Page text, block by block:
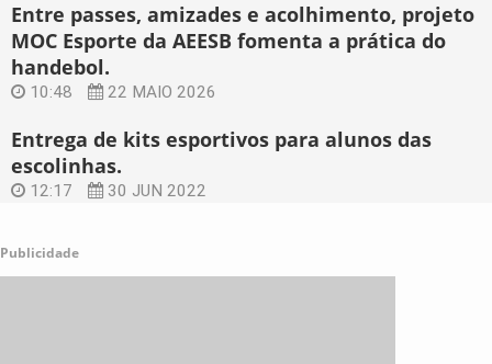
Entre passes, amizades e acolhimento, projeto
MOC Esporte da AEESB fomenta a prática do
handebol.
10:48 22 MAIO 2026
Entrega de kits esportivos para alunos das
escolinhas.
12:17 30 JUN 2022
Publicidade